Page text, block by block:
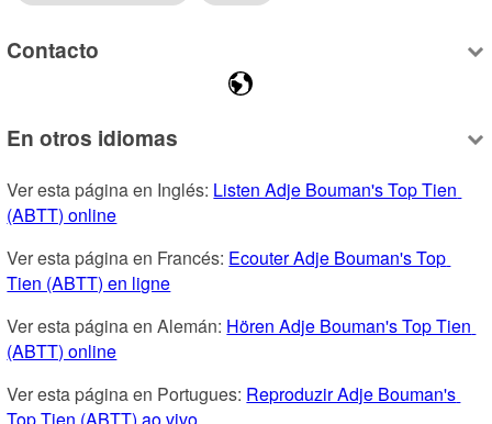
Contacto
En otros idiomas
Ver esta página en Inglés: Listen Adje Bouman's Top Tien
(ABTT) online
Ver esta página en Francés: Ecouter Adje Bouman's Top
Tien (ABTT) en ligne
Ver esta página en Alemán: Hören Adje Bouman's Top Tien
(ABTT) online
Ver esta página en Portugues: Reproduzir Adje Bouman's
Top Tien (ABTT) ao vivo